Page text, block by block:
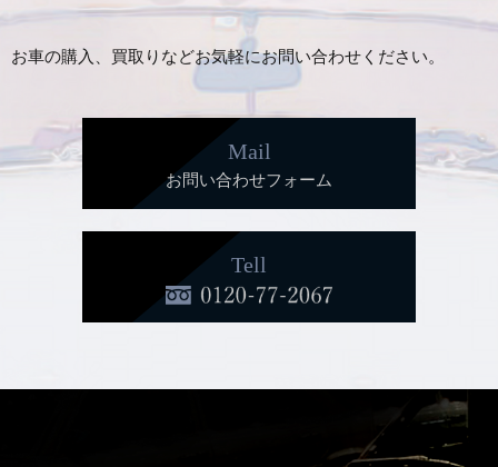
お車の購入、買取りなどお気軽にお問い合わせください。
Mail
お問い合わせフォーム
Tell